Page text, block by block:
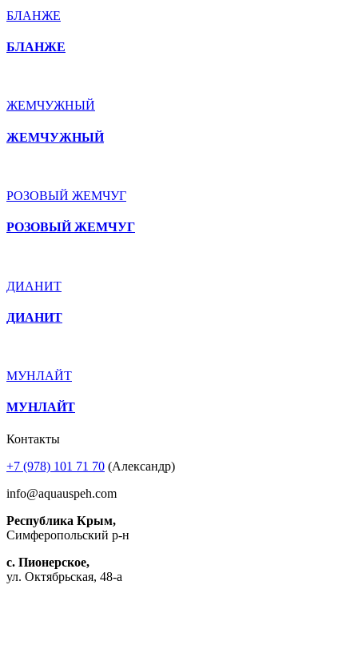
БЛАНЖЕ
БЛАНЖЕ
ЖЕМЧУЖНЫЙ
ЖЕМЧУЖНЫЙ
РОЗОВЫЙ ЖЕМЧУГ
РОЗОВЫЙ ЖЕМЧУГ
ДИАНИТ
ДИАНИТ
МУНЛАЙТ
МУНЛАЙТ
Контакты
+7 (978) 101 71 70 (Александр)
info@aquauspeh.com
Республика Крым,
Симферопольский р-н
с. Пионерское,
ул. Октябрьская, 48-а